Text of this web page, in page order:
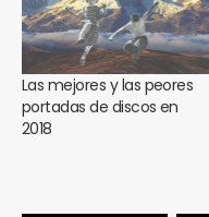
Las mejores y las peores
portadas de discos en
2018